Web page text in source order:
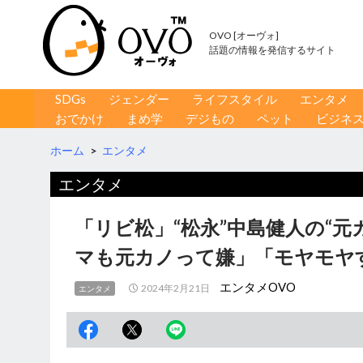
OVO [オーヴォ]
話題の情報を発信するサイト
コンテンツへ移動
SDGs ジェンダー ライフスタイル
エンタメ
おでかけ
まめ学 デジもの ペット ビジネ
ホーム > エンタメ
エンタメ
「リビ松」“松永”中島健人の“
マも元カノって嫌」「モヤモヤ
エンタメ 2024年2月21日 エンタメOVO